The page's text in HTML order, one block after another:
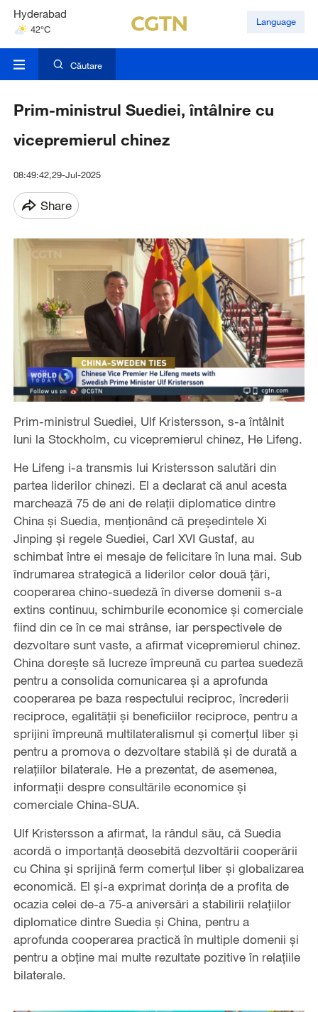
Hyderabad
42°C
Mumbai
Language
Căutare
Prim-ministrul Suediei, întâlnire cu
vicepremierul chinez
08:49:42,29-Jul-2025
Share
Prim-ministrul Suediei, Ulf Kristersson, s-a întâlnit
luni la Stockholm, cu vicepremierul chinez, He Lifeng.
He Lifeng i-a transmis lui Kristersson salutări din
partea liderilor chinezi. El a declarat că anul acesta
marchează 75 de ani de relații diplomatice dintre
China și Suedia, menționând că președintele Xi
Jinping și regele Suediei, Carl XVI Gustaf, au
schimbat între ei mesaje de felicitare în luna mai. Sub
îndrumarea strategică a liderilor celor două țări,
cooperarea chino-suedeză în diverse domenii s-a
extins continuu, schimburile economice și comerciale
fiind din ce în ce mai strânse, iar perspectivele de
dezvoltare sunt vaste, a afirmat vicepremierul chinez.
China dorește să lucreze împreună cu partea suedeză
pentru a consolida comunicarea și a aprofunda
cooperarea pe baza respectului reciproc, încrederii
reciproce, egalității și beneficiilor reciproce, pentru a
sprijini împreună multilateralismul și comerțul liber și
pentru a promova o dezvoltare stabilă și de durată a
relațiilor bilaterale. He a prezentat, de asemenea,
informații despre consultările economice și
comerciale China-SUA.
Ulf Kristersson a afirmat, la rândul său, că Suedia
acordă o importanță deosebită dezvoltării cooperării
cu China și sprijină ferm comerțul liber și globalizarea
economică. El și-a exprimat dorința de a profita de
ocazia celei de-a 75-a aniversări a stabilirii relațiilor
diplomatice dintre Suedia și China, pentru a
aprofunda cooperarea practică în multiple domenii și
pentru a obține mai multe rezultate pozitive în relațiile
bilaterale.